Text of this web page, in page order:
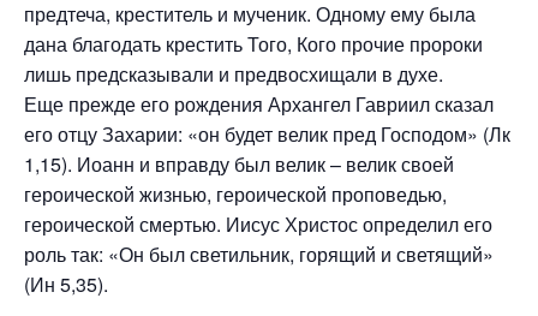
предтеча, креститель и мученик. Одному ему была
дана благодать крестить Того, Кого прочие пророки
лишь предсказывали и предвосхищали в духе.
Еще прежде его рождения Архангел Гавриил сказал
его отцу Захарии: «он будет велик пред Господом» (Лк
1,15). Иоанн и вправду был велик – велик своей
героической жизнью, героической проповедью,
героической смертью. Иисус Христос определил его
роль так: «Он был светильник, горящий и светящий»
(Ин 5,35).